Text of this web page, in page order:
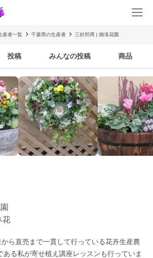
産者一覧 千葉県の生産者 三好邦周 | 御滝花園
投稿 みんなの投稿 商品
ら直売まで一貫して行っている花卉生産農
ある私が寄せ植え講座レッスンも行っていま